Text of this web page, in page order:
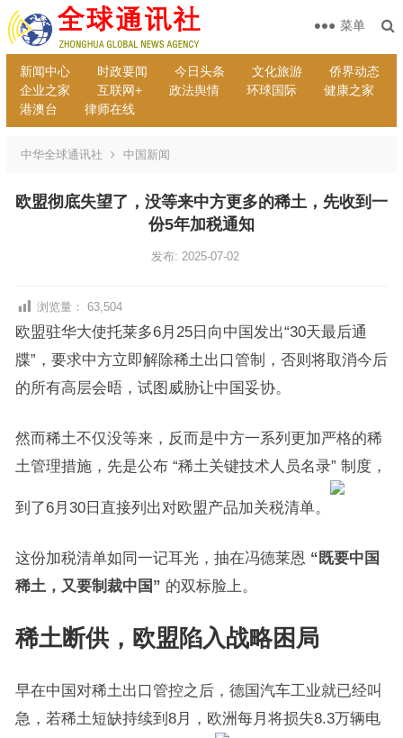
新闻中心 时政要闻 今日头条 文化旅游
侨界动态
企业之家
互联网+ 政法舆情 环球国际
健康之家
港澳台
律师在线
菜单
中华全球通讯社 中国新闻
欧盟彻底失望了，没等来中方更多的稀土，先收到一
份5年加税通知
发布: 2025-07-02
浏览量： 63,504
欧盟驻华大使托莱多6月25日向中国发出“30天最后通
牒”，要求中方立即解除稀土出口管制，否则将取消今后
的所有高层会晤，试图威胁让中国妥协。
然而稀土不仅没等来，反而是中方一系列更加严格的稀
土管理措施，先是公布 “稀土关键技术人员名录” 制度，
到了6月30日直接列出对欧盟产品加关税清单。
这份加税清单如同一记耳光，抽在冯德莱恩 “既要中国
稀土，又要制裁中国” 的双标脸上。
稀土断供，欧盟陷入战略困局
早在中国对稀土出口管控之后，德国汽车工业就已经叫
急，若稀土短缺持续到8月，欧洲每月将损失8.3万辆电